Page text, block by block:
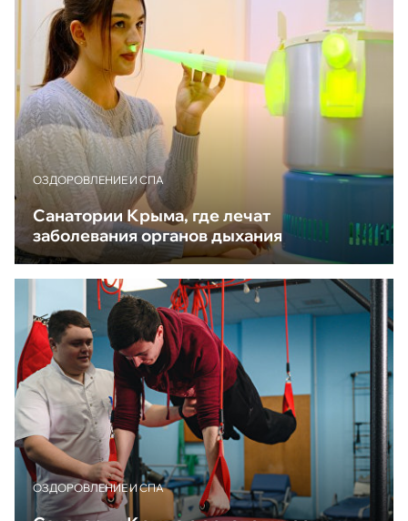
ОЗДОРОВЛЕНИЕ И СПА
Санатории Крыма, где лечат
заболевания органов дыхания
ОЗДОРОВЛЕНИЕ И СПА